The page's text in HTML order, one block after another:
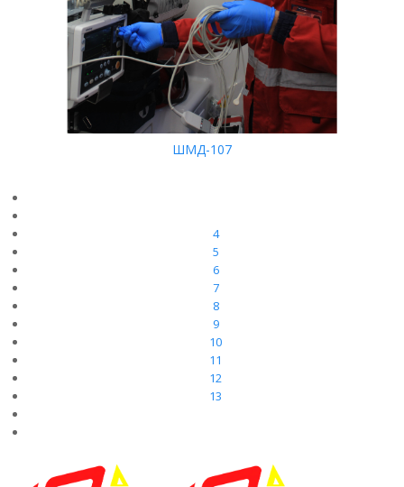
ШМД-107
4
5
6
7
8
9
10
11
12
13